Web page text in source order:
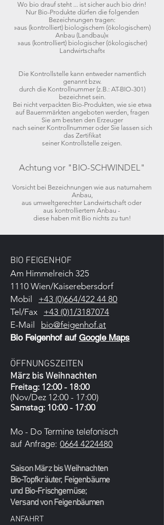
Wo bio drauf steht ... ist sicher auch bio drin!
Nur Bio-Produkte dürfen die folgenden
Bezeichnungen tragen:
»aus (kontrolliert) biologischem (ökologischem)
Anbau (Landbau)«
»aus (kontrolliert) biologischer (ökologischer)
Landwirtschaft«
Die Kontrollstelle kann entweder namentlich
genannt bzw.
durch die Kontrollnummer (z.B.: AT-BIO-301)
bezeichnet sein.
Bei nicht verpackten Bio-Produkten, wie sie etwa
auf Bauernmärkten angeboten werden, fragen
Sie am besten den Erzeuger
nach seiner Kontrollnummer oder Sie lassen sich
das Zertifikat
seiner Kontrollstelle zeigen.
Achtung vor "BIO-SCHWINDEL"
Vorsicht bei Bezeichnungen wie aus naturnahem
Anbau,
aus umweltgerechter Landwirtschaft oder
aus kontrolliertem Anbau -
diese haben mit Bio nichts zu tun!
BIO FEIGENHOF
Am Himmelreich 325
1110 Wien/Kaiserebersdorf
Mobil +43 (0)664/422 44 80
Tel/Fax +43 (0)1/3187074
E-Mail bio@feigenhof.at
Bio Feigenhof auf Google Maps
ÖFFNUNGSZEITEN
März bis Weihnachten
Freitag: 12:00 - 18:00
(Nov/Dez 12:00 - 17:00)
Samstag: 10:00 - 17:00
Mo - Do Termine telefonisch
auf Anfrage: 0664 4224480
Saison März bis Weihnachten
Bio-Topfkräuter, Feigenbäume
und Bio-Frischgemüse;
Versand von Feigenbäumen
ANFAHRT